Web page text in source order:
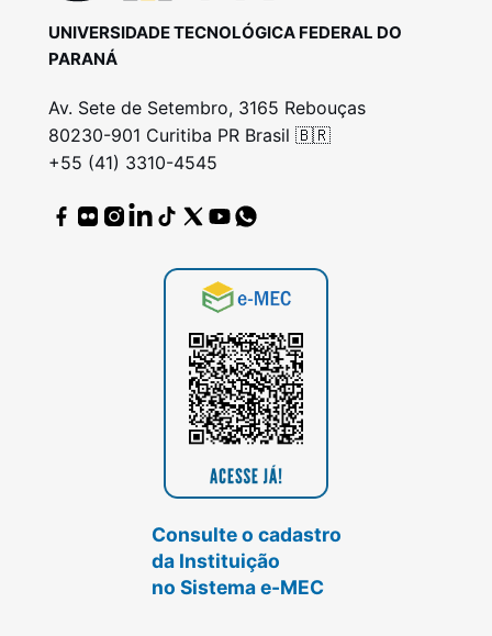
UNIVERSIDADE TECNOLÓGICA FEDERAL DO
PARANÁ
Av. Sete de Setembro, 3165 Rebouças
80230-901 Curitiba PR Brasil 🇧🇷
+55 (41) 3310-4545
Consulte o cadastro
da Instituição
no Sistema e-MEC